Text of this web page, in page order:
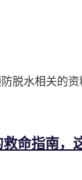
脱水相关的资
命指南，